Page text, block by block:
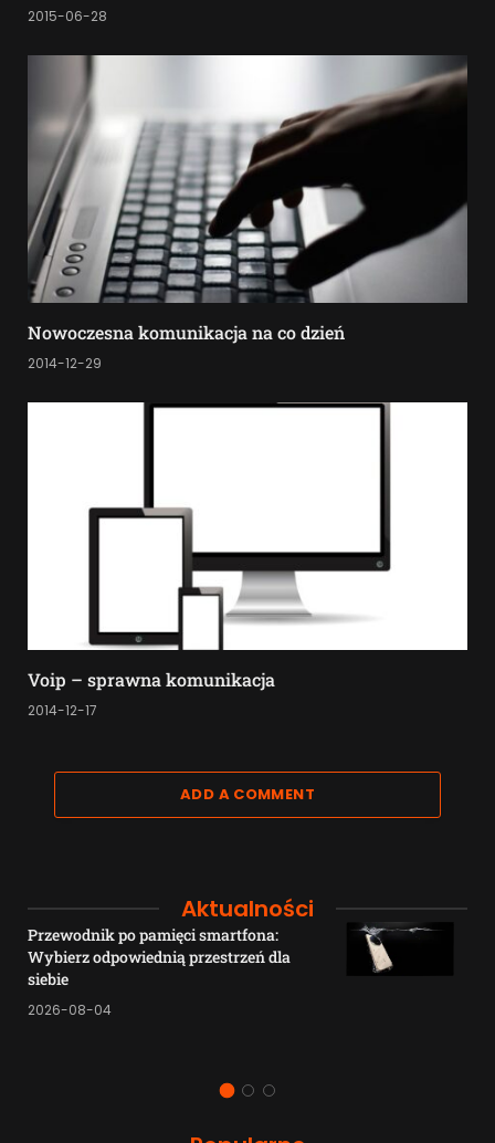
2015-06-28
Nowoczesna komunikacja na co dzień
2014-12-29
Voip – sprawna komunikacja
2014-12-17
ADD A COMMENT
Aktualności
Przewodnik po pamięci smartfona:
Wybierz odpowiednią przestrzeń dla
siebie
2026-08-04